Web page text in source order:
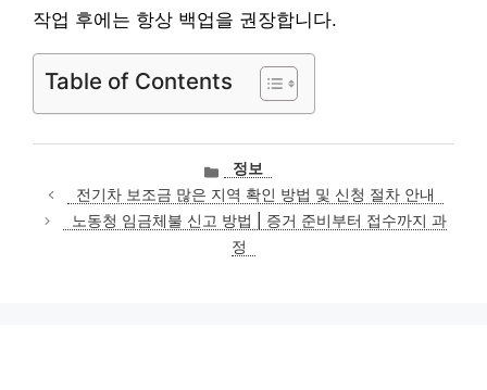
작업 후에는 항상 백업을 권장합니다.
Table of Contents
카
테
고
리
정보
전기차 보조금 많은 지역 확인 방법 및 신청 절차 안내
노동청 임금체불 신고 방법 | 증거 준비부터 접수까지 과
정